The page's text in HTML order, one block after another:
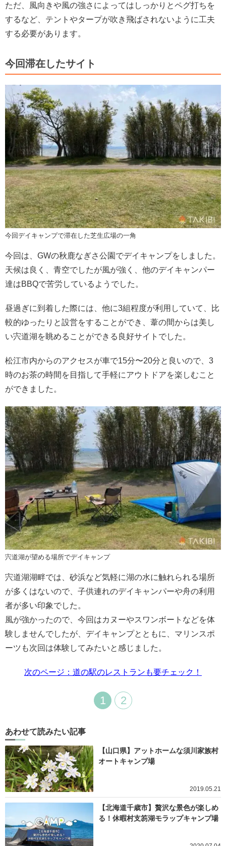
ただ、風向きや風の強さによってはしっかりとペグ打ちを
するなど、テントやタープが吹き飛ばされないように工夫
する必要があります。
今回滞在したサイト
今回デイキャンプで滞在した芝生広場の一角
今回は、GWの秋鹿なぎさ公園でデイキャンプをしました。
天候は良く、青空でしたが風が強く、他のデイキャンパー
達はBBQで苦労しているようでした。
昼過ぎに到着した際には、他に3組程度が利用していて、比
較的ゆったりと設営をすることができ、葦の間からは美し
い宍道湖を眺めることができる良好サイトでした。
松江市内からのアクセスが車で15分〜20分と良いので、3
時のお茶の時間を目指して手軽にアウトドアを楽しむこと
ができました。
宍道湖が望める場所でデイキャンプ
宍道湖湖畔では、砂浜など気軽に湖の水に触れられる場所
が多くはないので、子供連れのデイキャンパーや舟の利用
者が多い印象でした。
風が強かったので、今回はカヌーやスワンボートなどを体
験しませんでしたが、デイキャンプとともに、マリンスポ
ーツも次回は体験してみたいと感じました。
次のページ：道の駅のレストランも要チェック！
1 2
あわせて読みたい記事
【山口県】アットホームな須川家族村
オートキャンプ場
2019.05.21
【北海道千歳市】贅沢な景色が楽しめ
る！休暇村支笏湖モラップキャンプ場